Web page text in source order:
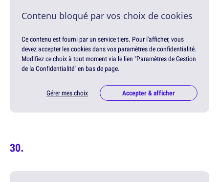
Contenu bloqué par vos choix de cookies
Ce contenu est fourni par un service tiers. Pour l'afficher, vous
devez accepter les cookies dans vos paramètres de confidentialité.
Modifiez ce choix à tout moment via le lien "Paramètres de Gestion
de la Confidentialité" en bas de page.
Gérer mes choix Accepter & afficher